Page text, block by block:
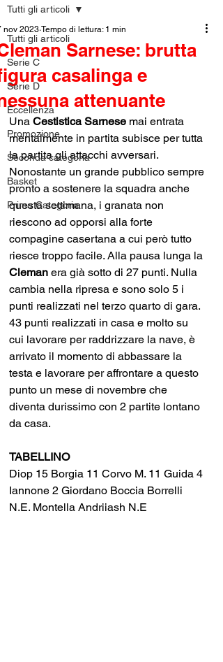
Tutti gli articoli
Serie C
Serie D
Eccellenza
Promozione
Seconda categoria
Basket
Prima Categoria
Tutti gli articoli
Sarnese: brutta
casalinga e
attenuante
nov 2023 Tempo di lettura: 1 min
Una Cestistica Sarnese mai entrata
mentalmente in partita subisce per tutta
la partita gli attacchi avversari.
Nonostante un grande pubblico sempre
pronto a sostenere la squadra anche
questa settimana, i granata non
riescono ad opporsi alla forte
compagine casertana a cui però tutto
riesce troppo facile. Alla pausa lunga la
Cleman era già sotto di 27 punti. Nulla
cambia nella ripresa e sono solo 5 i
punti realizzati nel terzo quarto di gara.
43 punti realizzati in casa e molto su
cui lavorare per raddrizzare la nave, è
arrivato il momento di abbassare la
testa e lavorare per affrontare a questo
punto un mese di novembre che
diventa durissimo con 2 partite lontano
da casa.
TABELLINO
Diop 15 Borgia 11 Corvo M. 11 Guida 4
Iannone 2 Giordano Boccia Borrelli
N.E. Montella Andriiash N.E